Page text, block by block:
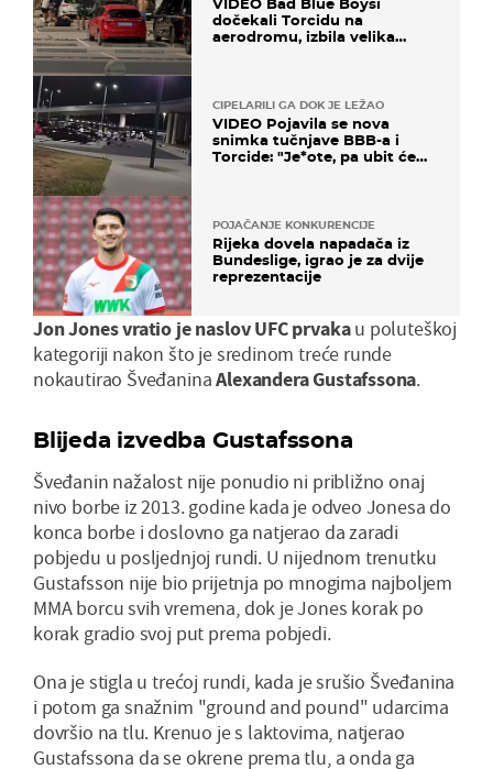
dočekali Torcidu na
aerodromu, izbila velika
CIPELARILI GA DOK JE LEŽAO
VIDEO Pojavila se nova
snimka tučnjave BBB-a i
Torcide: "Je*ote, pa ubit će
POJAČANJE KONKURENCIJE
Rijeka dovela napadača iz
Bundeslige, igrao je za dvije
reprezentacije
Jon Jones vratio je naslov UFC prvakau poluteškoj
kategoriji nakon što je sredinom treće runde
nokautirao ŠveđaninaAlexandera Gustafssona.
Blijeda izvedba Gustafssona
Šveđanin nažalost nije ponudio ni približno onaj
nivo borbe iz 2013. godine kada je odveo Jonesa do
konca borbe i doslovno ga natjerao da zaradi
pobjedu u posljednjoj rundi. U nijednom trenutku
Gustafsson nije bio prijetnja po mnogima najboljem
MMA borcu svih vremena, dok je Jones korak po
korak gradio svoj put prema pobjedi.
Ona je stigla u trećoj rundi, kada je srušio Šveđanina
i potom ga snažnim "ground and pound" udarcima
dovršio na tlu. Krenuo je s laktovima, natjerao
Gustafssona da se okrene prema tlu, a onda ga